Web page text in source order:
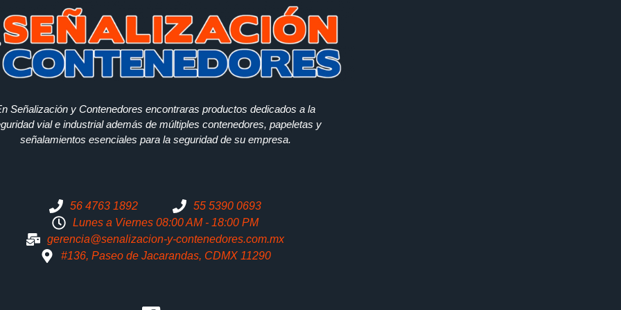
Señalización y Contenedores encontraras productos dedicados a la
vial e industrial además de múltiples contenedores, papeletas y
señalamientos esenciales para la seguridad de su empresa.
56 4763 1892
55 5390 0693
Lunes a Viernes 08:00 AM - 18:00 PM
gerencia@senalizacion-y-contenedores.com.mx
#136, Paseo de Jacarandas, CDMX 11290